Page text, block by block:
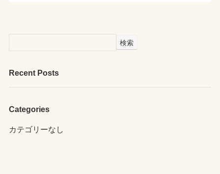
検索
Recent Posts
Categories
カテゴリーなし